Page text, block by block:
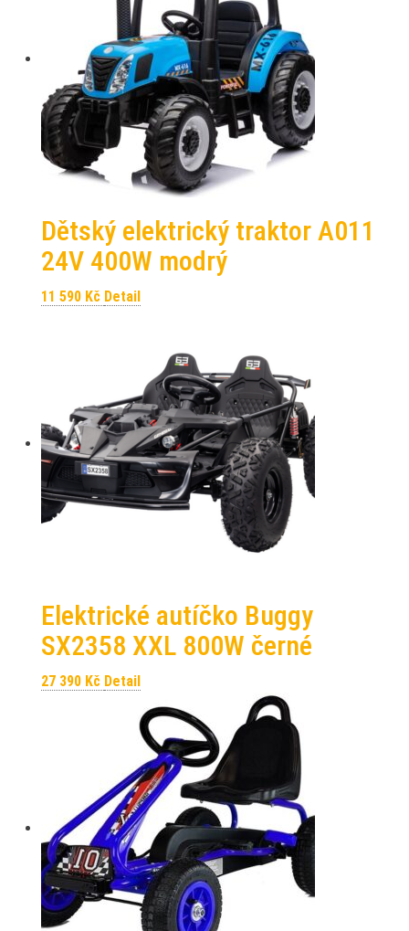
Dětský elektrický traktor A011
24V 400W modrý
11 590 Kč Detail
Elektrické autíčko Buggy
SX2358 XXL 800W černé
27 390 Kč Detail